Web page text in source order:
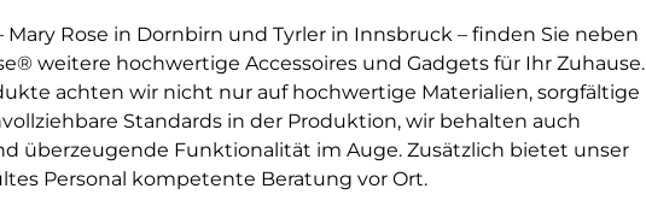
Mary Rose in Dornbirn und Tyrler in Innsbruck – finden Sie neben
weitere hochwertige Accessoires und Gadgets für Ihr Zuhause.
achten wir nicht nur auf hochwertige Materialien, sorgfältige
Standards in der Produktion, wir behalten auch
überzeugende Funktionalität im Auge. Zusätzlich bietet unser
Personal kompetente Beratung vor Ort.